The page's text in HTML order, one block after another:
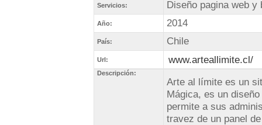
Servicios: Diseño pagina web y
Año: 2014
País: Chile
Url: www.arteallimite.cl/
Descripción:
Arte al límite es un
Mágica, es un
permite a sus
travez de un panel